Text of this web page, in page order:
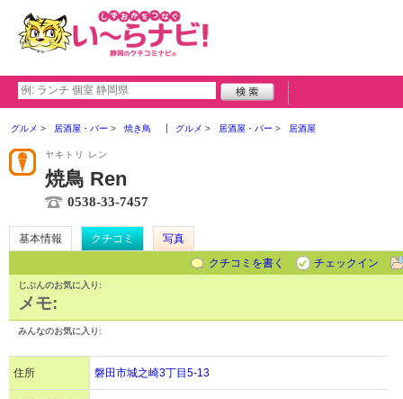
グルメ 居酒屋・バー 焼き鳥 グルメ 居酒屋・バー 居酒屋
ヤキトリ レン
焼鳥 Ren
0538-33-7457
基本情報 クチコミ
写真
クチコミを書く
チェックイン
じぶんのお気に入り:
メモ:
みんなのお気に入り:
住所 磐田市城之崎3丁目5-13